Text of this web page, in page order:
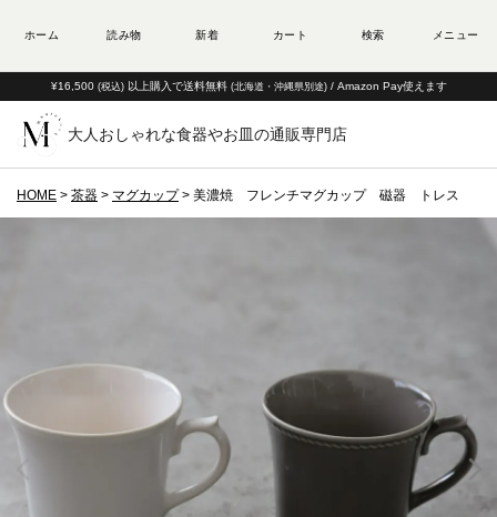
¥16,500 (税込) 以上購入で送料無料 (北海道・沖縄県別途) / Amazon Pay使えます
大人おしゃれな食器やお皿の通販専門店
HOME 茶器 マグカップ 美濃焼 フレンチマグカップ 磁器 トレス